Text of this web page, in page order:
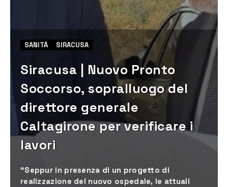
SANITÀ SIRACUSA
Siracusa | Nuovo Pronto
Soccorso, sopralluogo del
direttore generale
Caltagirone per verificare i
lavori
“Seppur in presenza di un progetto di
realizzazione del nuovo ospedale, le attuali